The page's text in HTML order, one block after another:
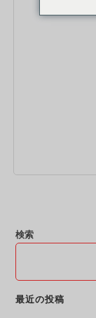
検索
最近の投稿